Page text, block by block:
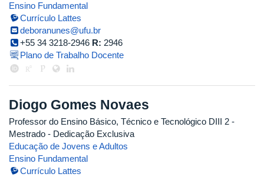
Ensino Fundamental
Currículo Lattes
deboranunes@ufu.br
+55 34 3218-2946 R: 2946
Plano de Trabalho Docente
Diogo Gomes Novaes
Professor do Ensino Básico, Técnico e Tecnológico DIII 2 -
Mestrado - Dedicação Exclusiva
Educação de Jovens e Adultos
Ensino Fundamental
Currículo Lattes